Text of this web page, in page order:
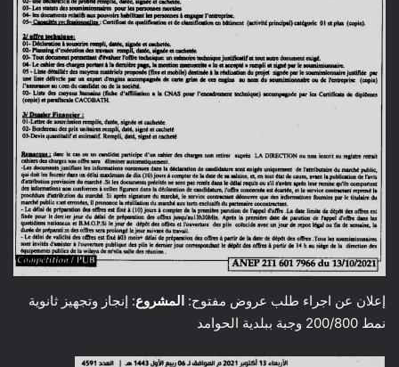
إعلان عن اجراء طلب عروض مفتوح: المشروع: إنجاز وتجهيز ثانوية
نمط 200/800 وجبة ببلدية الحوامد